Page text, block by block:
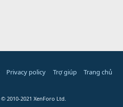
Privacy policy Trợ giúp Trang chủ
© 2010-2021 XenForo Ltd.